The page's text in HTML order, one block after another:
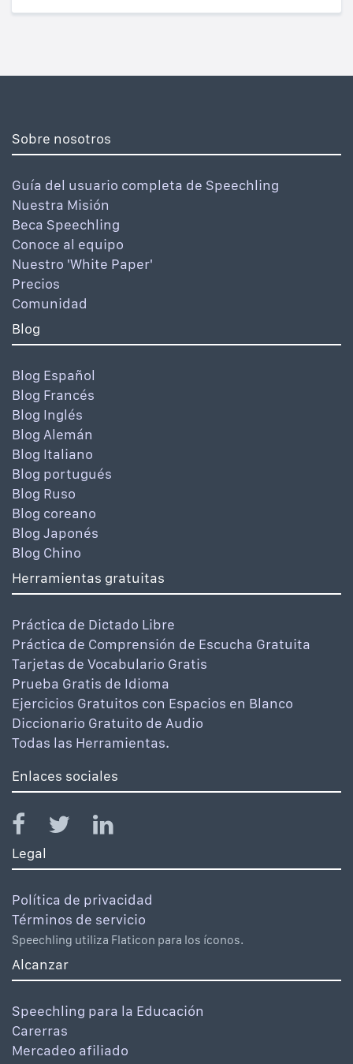
Sobre nosotros
Guía del usuario completa de Speechling
Nuestra Misión
Beca Speechling
Conoce al equipo
Nuestro 'White Paper'
Precios
Comunidad
Blog
Blog Español
Blog Francés
Blog Inglés
Blog Alemán
Blog Italiano
Blog portugués
Blog Ruso
Blog coreano
Blog Japonés
Blog Chino
Herramientas gratuitas
Práctica de Dictado Libre
Práctica de Comprensión de Escucha Gratuita
Tarjetas de Vocabulario Gratis
Prueba Gratis de Idioma
Ejercicios Gratuitos con Espacios en Blanco
Diccionario Gratuito de Audio
Todas las Herramientas.
Enlaces sociales
Legal
Política de privacidad
Términos de servicio
Speechling utiliza Flaticon para los íconos.
Alcanzar
Speechling para la Educación
Carerras
Mercadeo afiliado